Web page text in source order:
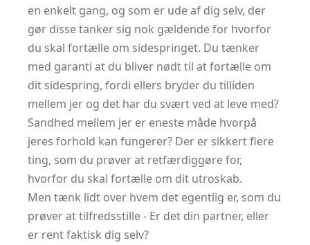
en enkelt gang, og som er ude af dig selv, der
gør disse tanker sig nok gældende for hvorfor
du skal fortælle om sidespringet. Du tænker
med garanti at du bliver nødt til at fortælle om
dit sidespring, fordi ellers bryder du tilliden
mellem jer og det har du svært ved at leve med?
Sandhed mellem jer er eneste måde hvorpå
jeres forhold kan fungerer? Der er sikkert flere
ting, som du prøver at retfærdiggøre for,
hvorfor du skal fortælle om dit utroskab.
Men tænk lidt over hvem det egentlig er, som du
prøver at tilfredsstille - Er det din partner, eller
er rent faktisk dig selv?